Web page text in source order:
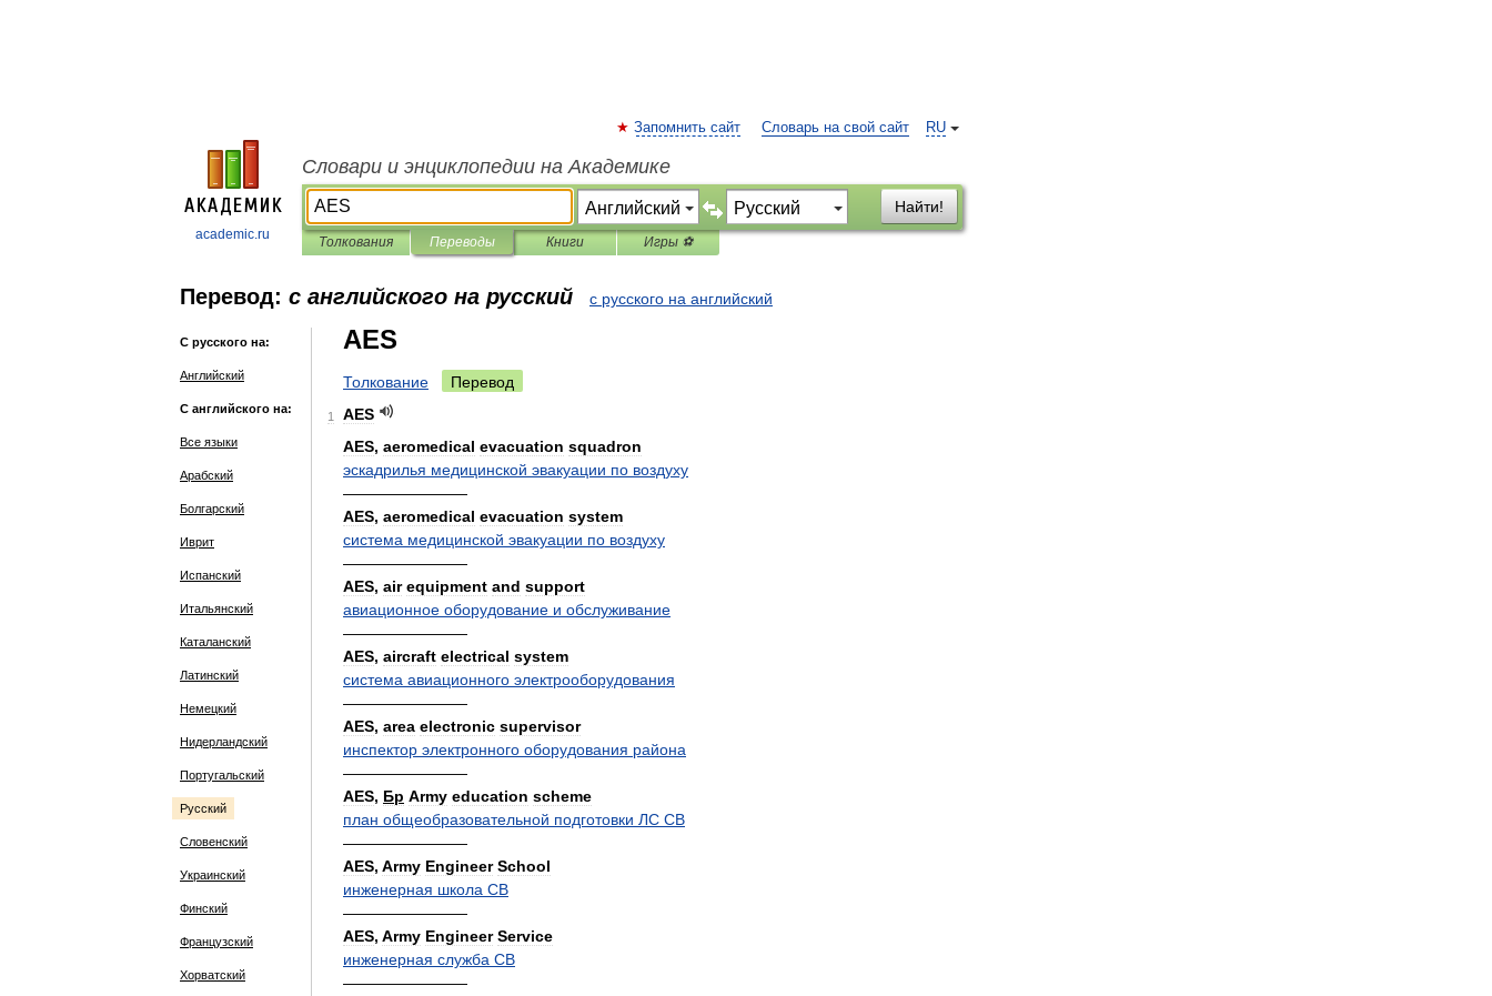
academic.ru
RU
Запомнить сайт Словарь на свой сайт
Словари и энциклопедии на Академике
Найти!
Толкования Переводы Книги Игры ⚽
Перевод: с английского на русский с русского на английский
С русского на:
Английский
С английского на:
Все языки
Арабский
Болгарский
Иврит
Испанский
Итальянский
Каталанский
Латинский
Немецкий
Нидерландский
Португальский
Русский
Словенский
Украинский
Финский
Французский
Хорватский
AES
Толкование Перевод
1
AES
AES, aeromedical evacuation squadron
эскадрилья медицинской эвакуации по воздуху
————————
AES, aeromedical evacuation system
система медицинской эвакуации по воздуху
————————
AES, air equipment and support
авиационное оборудование и обслуживание
————————
AES, aircraft electrical system
система авиационного электрооборудования
————————
AES, area electronic supervisor
инспектор электронного оборудования района
————————
AES, Бр Army education scheme
план общеобразовательной подготовки ЛС СВ
————————
AES, Army Engineer School
инженерная школа СВ
————————
AES, Army Engineer Service
инженерная служба СВ
————————